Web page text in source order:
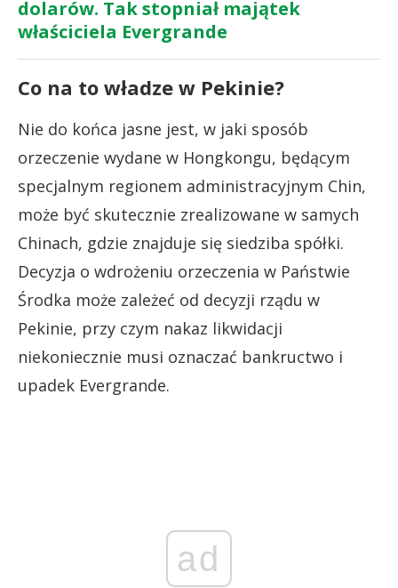
dolarów. Tak stopniał majątek
właściciela Evergrande
Co na to władze w Pekinie?
Nie do końca jasne jest, w jaki sposób
orzeczenie wydane w Hongkongu, będącym
specjalnym regionem administracyjnym Chin,
może być skutecznie zrealizowane w samych
Chinach, gdzie znajduje się siedziba spółki.
Decyzja o wdrożeniu orzeczenia w Państwie
Środka może zależeć od decyzji rządu w
Pekinie, przy czym nakaz likwidacji
niekoniecznie musi oznaczać bankructwo i
upadek Evergrande.
ad